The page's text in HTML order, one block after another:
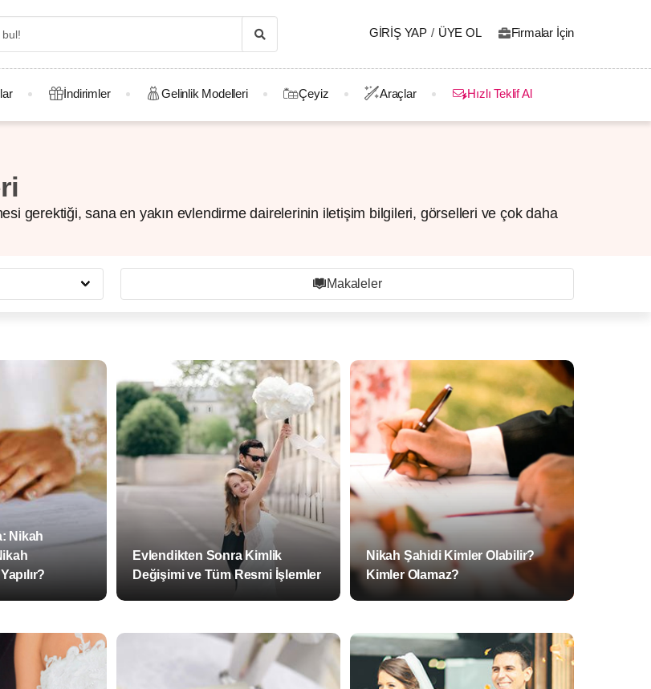
GIRIŞ YAP / ÜYE OL Firmalar İçin
İndirimler Gelinlik Modelleri Çeyiz Araçlar Hızlı Teklif Al
gerektiği, sana en yakın evlendirme dairelerinin iletişim bilgileri, görselleri ve çok daha
Makaleler
Nikah
Evlendikten Sonra Kimlik
Değişimi ve Tüm Resmi İşlemler
Nikah Şahidi Kimler Olabilir?
Kimler Olamaz?